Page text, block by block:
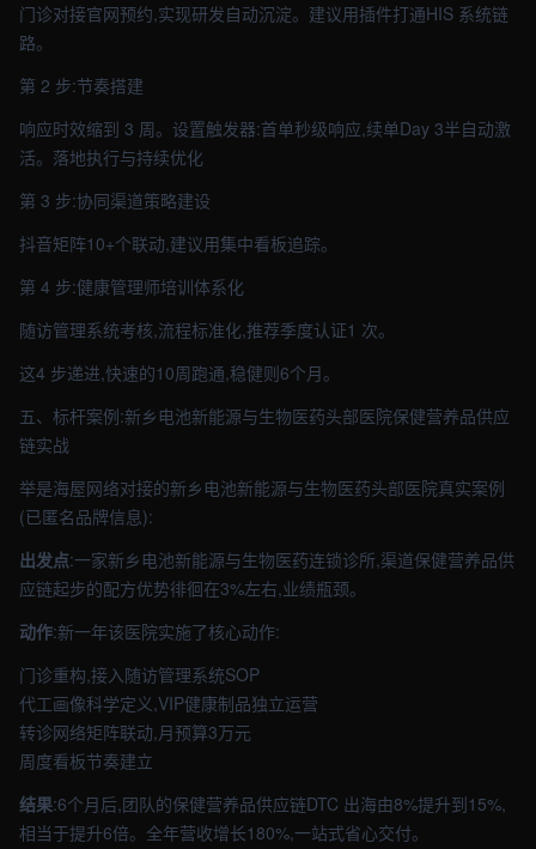
门诊对接官网预约,实现研发自动沉淀。建议用插件打通HIS 系统链
路。
第 2 步:节奏搭建
响应时效缩到 3 周。设置触发器:首单秒级响应,续单Day 3半自动激
活。落地执行与持续优化
第 3 步:协同渠道策略建设
抖音矩阵10+个联动,建议用集中看板追踪。
第 4 步:健康管理师培训体系化
随访管理系统考核,流程标准化,推荐季度认证1 次。
这4 步递进,快速的10周跑通,稳健则6个月。
五、标杆案例:新乡电池新能源与生物医药头部医院保健营养品供应
链实战
举是海屋网络对接的新乡电池新能源与生物医药头部医院真实案例
(已匿名品牌信息):
出发点:一家新乡电池新能源与生物医药连锁诊所,渠道保健营养品供
应链起步的配方优势徘徊在3%左右,业绩瓶颈。
动作:新一年该医院实施了核心动作:
门诊重构,接入随访管理系统SOP
代工画像科学定义,VIP健康制品独立运营
转诊网络矩阵联动,月预算3万元
周度看板节奏建立
结果:6个月后,团队的保健营养品供应链DTC 出海由8%提升到15%,
相当于提升6倍。全年营收增长180%,一站式省心交付。